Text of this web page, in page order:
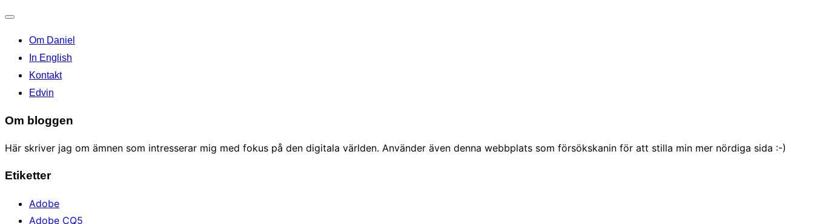
navigation
Om Daniel
In English
Kontakt
Edvin
Om bloggen
Här skriver jag om ämnen som intresserar mig med fokus på den digitala världen. Använder även denna webbplats som försökskanin för att stilla min mer nördiga sida :-)
Etiketter
Adobe
Adobe CQ5